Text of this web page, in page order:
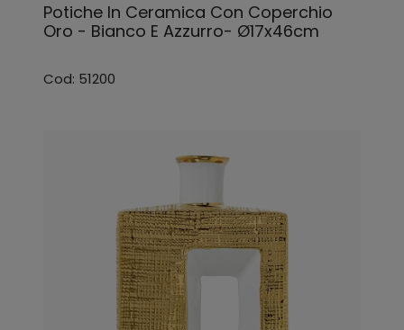
Potiche In Ceramica Con Coperchio
Oro - Bianco E Azzurro- Ø17x46cm
Cod: 51200